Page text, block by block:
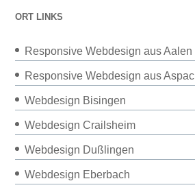
ORT LINKS
Responsive Webdesign aus Aalen
Responsive Webdesign aus
Webdesign Bisingen
Webdesign Crailsheim
Webdesign Dußlingen
Webdesign Eberbach